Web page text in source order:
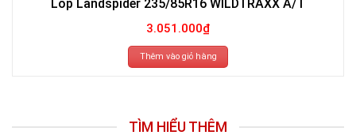
Lốp Landspider 235/85R16 WILDTRAXX A/T
3.051.000₫
Thêm vào giỏ hàng
TÌM HIỂU THÊM